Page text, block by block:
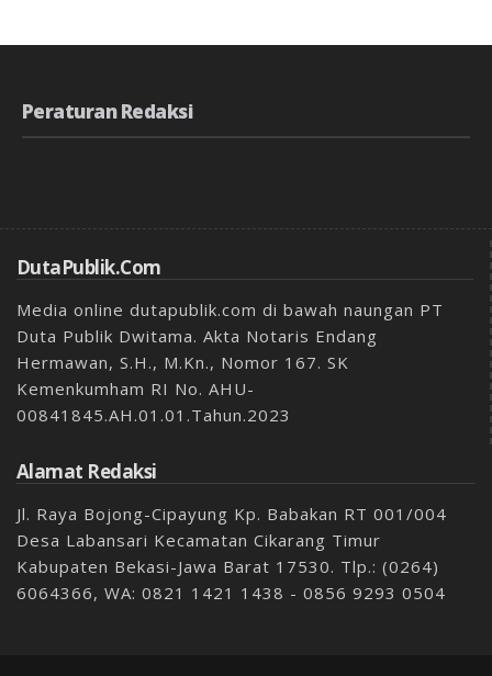
Peraturan Redaksi
DutaPublik.com
Media online dutapublik.com di bawah naungan PT
Duta Publik Dwitama. Akta Notaris Endang
Hermawan, S.H., M.Kn., Nomor 167. SK
Kemenkumham RI No. AHU-
00841845.AH.01.01.Tahun.2023
Alamat Redaksi
Jl. Raya Bojong-Cipayung Kp. Babakan RT 001/004
Desa Labansari Kecamatan Cikarang Timur
Kabupaten Bekasi-Jawa Barat 17530. Tlp.: (0264)
6064366, WA: 0821 1421 1438 - 0856 9293 0504